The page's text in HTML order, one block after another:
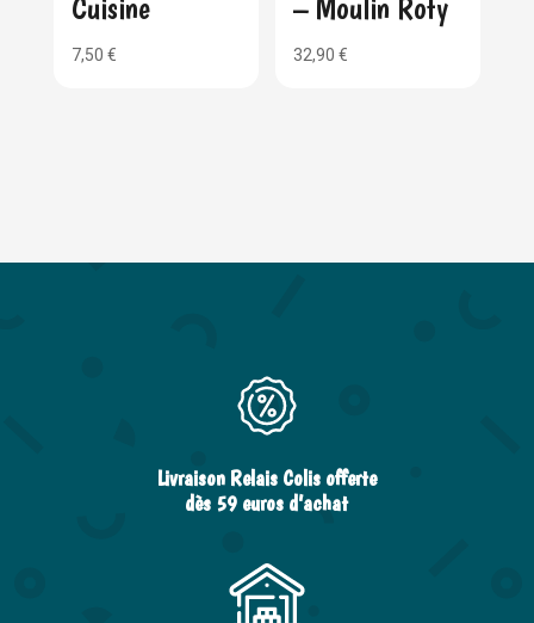
7,50 € 32,90€
Livraison Relais Colis offerte
dès 59 euros d’achat